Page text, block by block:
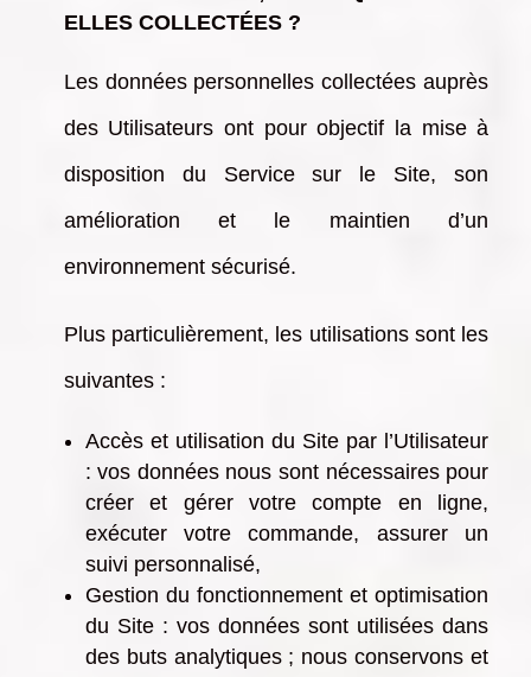
ELLES COLLECTÉES ?
Les données personnelles collectées auprès
des Utilisateurs ont pour objectif la mise à
disposition du Service sur le Site, son
amélioration et le maintien d’un
environnement sécurisé.
Plus particulièrement, les utilisations sont les
suivantes :
Accès et utilisation du Site par l’Utilisateur
: vos données nous sont nécessaires pour
créer et gérer votre compte en ligne,
exécuter votre commande, assurer un
suivi personnalisé,
Gestion du fonctionnement et optimisation
du Site : vos données sont utilisées dans
des buts analytiques ; nous conservons et